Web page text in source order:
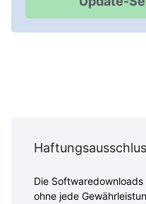
Die
ohne jede